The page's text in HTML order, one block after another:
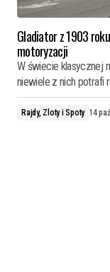
Gladiator z 1903
motoryzacji
W świecie klasycznej
niewiele z nich potrafi
Rajdy, Zloty i Spoty 14